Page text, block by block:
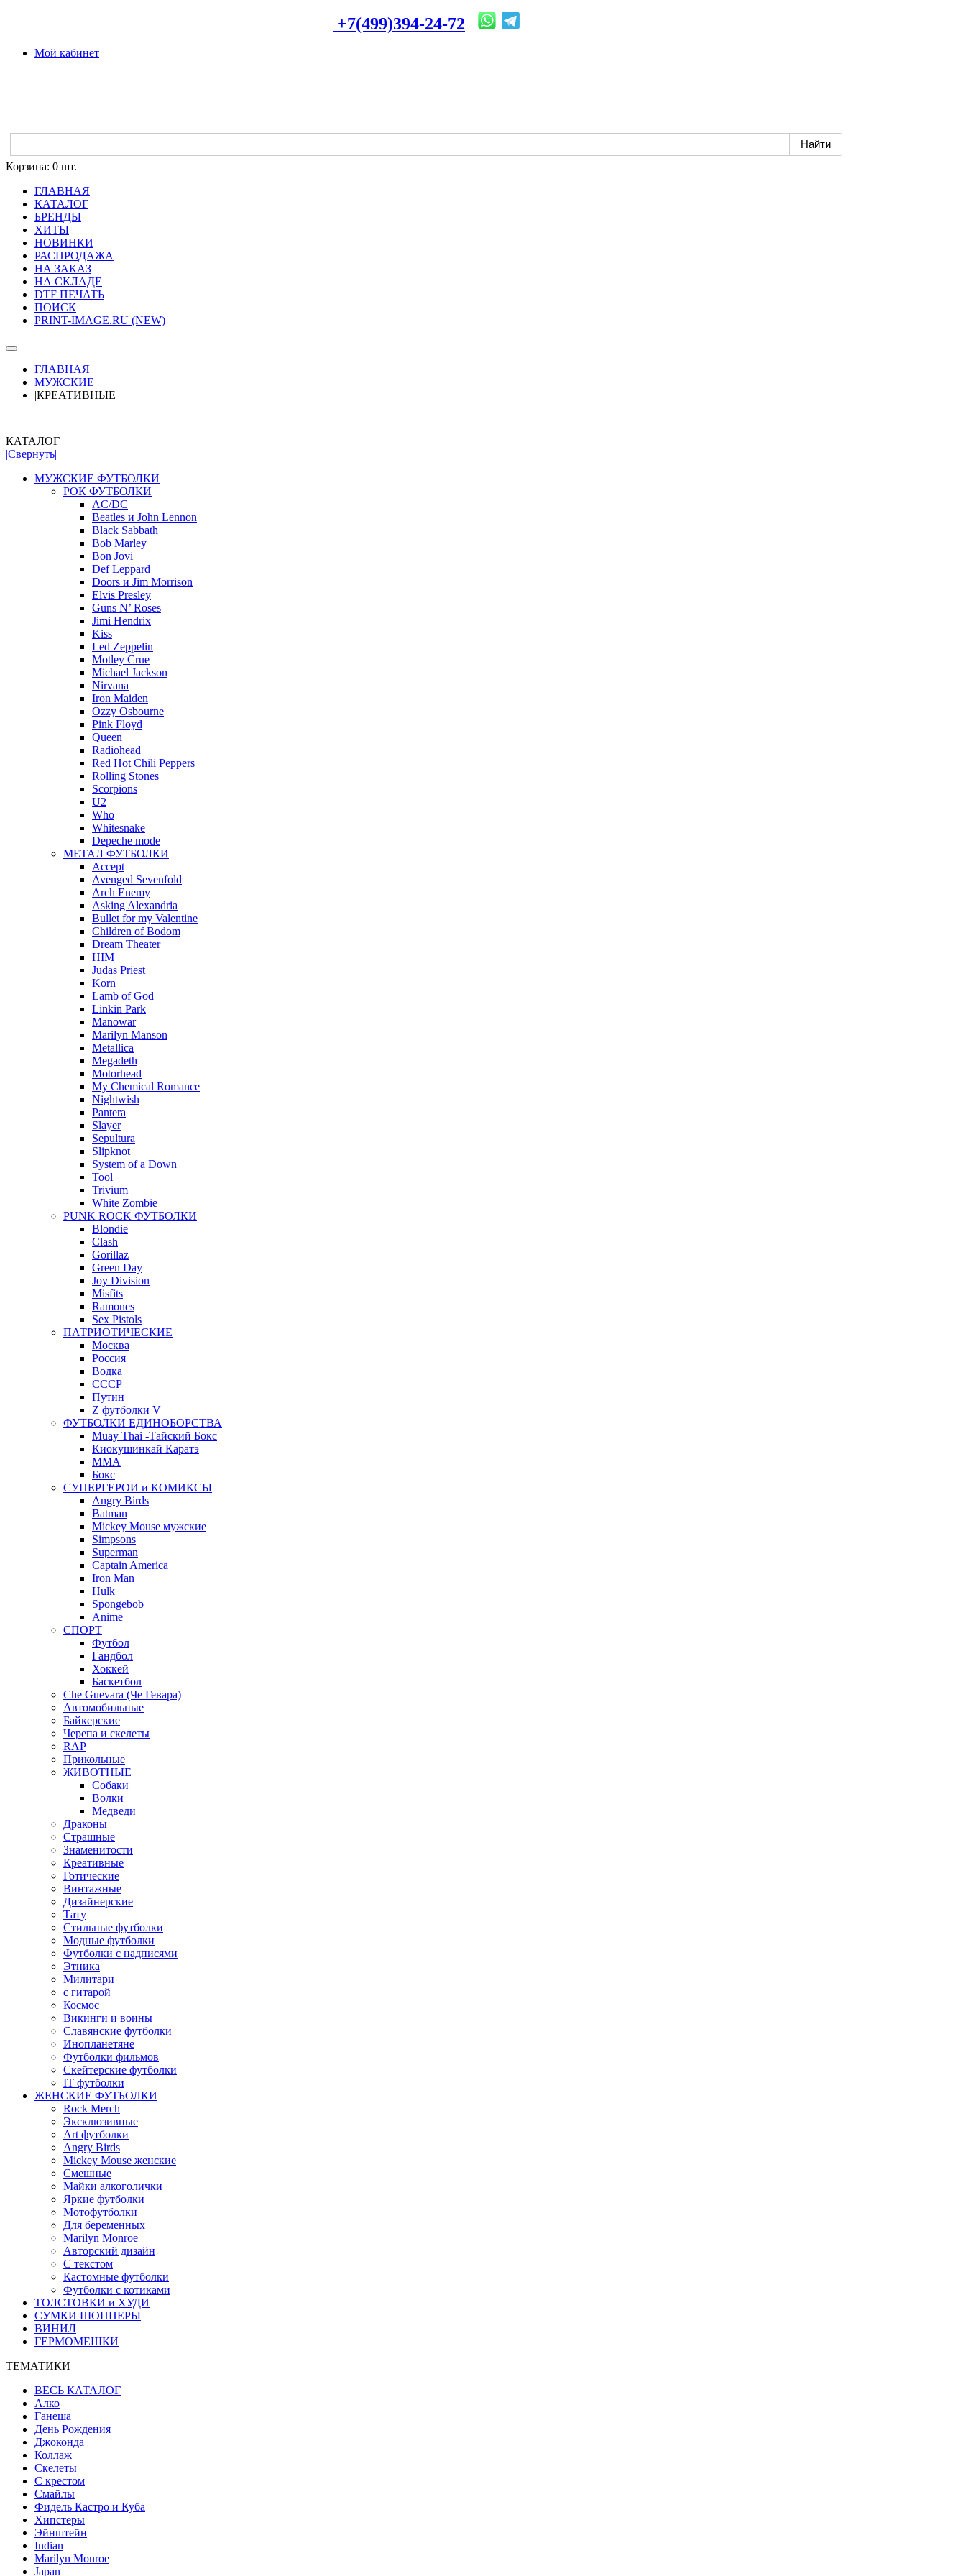
+7(499)394-24-72
Мой кабинет
Корзина: 0 шт.
ГЛАВНАЯ
КАТАЛОГ
БРЕНДЫ
ХИТЫ
НОВИНКИ
РАСПРОДАЖА
НА ЗАКАЗ
НА СКЛАДЕ
DTF ПЕЧАТЬ
ПОИСК
PRINT-IMAGE.RU (NEW)
ГЛАВНАЯ|
МУЖСКИЕ
|КРЕАТИВНЫЕ
КАТАЛОГ
|Свернуть|
МУЖСКИЕ ФУТБОЛКИ
РОК ФУТБОЛКИ
AC/DC
Beatles и John Lennon
Black Sabbath
Bob Marley
Bon Jovi
Def Leppard
Doors и Jim Morrison
Elvis Presley
Guns N’ Roses
Jimi Hendrix
Kiss
Led Zeppelin
Motley Crue
Michael Jackson
Nirvana
Iron Maiden
Ozzy Osbourne
Pink Floyd
Queen
Radiohead
Red Hot Chili Peppers
Rolling Stones
Scorpions
U2
Who
Whitesnake
Depeche mode
МЕТАЛ ФУТБОЛКИ
Accept
Avenged Sevenfold
Arch Enemy
Asking Alexandria
Bullet for my Valentine
Children of Bodom
Dream Theater
HIM
Judas Priest
Korn
Lamb of God
Linkin Park
Manowar
Marilyn Manson
Metallica
Megadeth
Motorhead
My Chemical Romance
Nightwish
Pantera
Slayer
Sepultura
Slipknot
System of a Down
Tool
Trivium
White Zombie
PUNK ROCK ФУТБОЛКИ
Blondie
Clash
Gorillaz
Green Day
Joy Division
Misfits
Ramones
Sex Pistols
ПАТРИОТИЧЕСКИЕ
Москва
Россия
Водка
СССР
Путин
Z футболки V
ФУТБОЛКИ ЕДИНОБОРСТВА
Muay Thai -Тайский Бокс
Киокушинкай Каратэ
MMA
Бокс
СУПЕРГЕРОИ и КОМИКСЫ
Angry Birds
Batman
Mickey Mouse мужские
Simpsons
Superman
Captain America
Iron Man
Hulk
Spongebob
Anime
СПОРТ
Футбол
Гандбол
Хоккей
Баскетбол
Che Guevara (Че Гевара)
Автомобильные
Байкерские
Черепа и скелеты
RAP
Прикольные
ЖИВОТНЫЕ
Собаки
Волки
Медведи
Драконы
Страшные
Знаменитости
Креативные
Готические
Винтажные
Дизайнерские
Тату
Стильные футболки
Модные футболки
Футболки с надписями
Этника
Милитари
с гитарой
Космос
Викинги и воины
Славянские футболки
Инопланетяне
Футболки фильмов
Скейтерские футболки
IT футболки
ЖЕНСКИЕ ФУТБОЛКИ
Rock Merch
Эксклюзивные
Art футболки
Angry Birds
Mickey Mouse женские
Смешные
Майки алкоголички
Яркие футболки
Мотофутболки
Для беременных
Marilyn Monroe
Авторский дизайн
С текстом
Кастомные футболки
Футболки с котиками
ТОЛСТОВКИ и ХУДИ
СУМКИ ШОППЕРЫ
ВИНИЛ
ГЕРМОМЕШКИ
ТЕМАТИКИ
ВЕСЬ КАТАЛОГ
Алко
Ганеша
День Рождения
Джоконда
Коллаж
Скелеты
С крестом
Смайлы
Фидель Кастро и Куба
Хипстеры
Эйнштейн
Indian
Marilyn Monroe
Japan